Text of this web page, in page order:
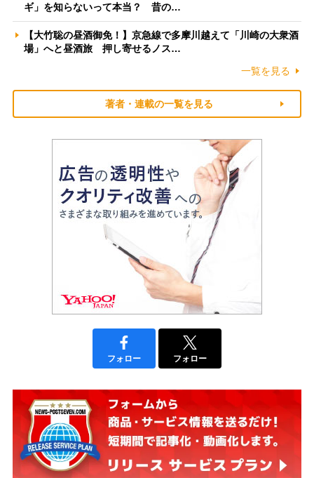
ギ」を知らないって本当？ 昔の…
【大竹聡の昼酒御免！】京急線で多摩川越えて「川崎の大衆酒
場」へと昼酒旅 押し寄せるノス…
一覧を見る
著者・連載の一覧を見る
フォロー フォロー